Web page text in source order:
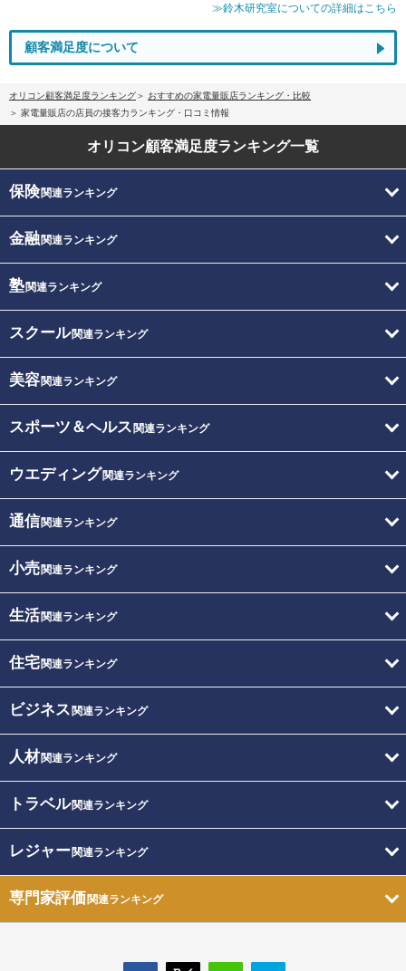
≫鈴木研究室についての詳細はこちら
顧客満足度について
オリコン顧客満足度ランキング
おすすめの家電量販店ランキング・比較
家電量販店の店員の接客力ランキング・口コミ情報
オリコン顧客満足度ランキング一覧
保険関連ランキング
金融関連ランキング
塾関連ランキング
スクール関連ランキング
美容関連ランキング
スポーツ＆ヘルス 関連ランキング
ウエディング関連ランキング
通信関連ランキング
小売関連ランキング
生活関連ランキング
住宅関連ランキング
ビジネス 関連ランキング
人材関連ランキング
トラベル関連ランキング
レジャー関連ランキング
専門家評価関連ランキング